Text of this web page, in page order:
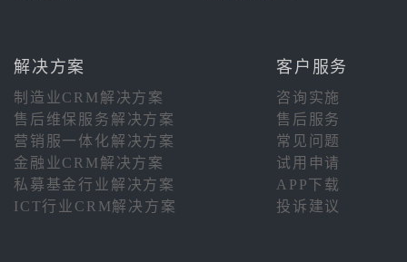
解决方案 客户服务
制造业CRM解决方案
咨询实施
售后维保服务解决方案
售后服务
营销服一体化解决方案
常见问题
金融业CRM解决方案
试用申请
私募基金行业解决方案
APP下载
ICT行业CRM解决方案
投诉建议